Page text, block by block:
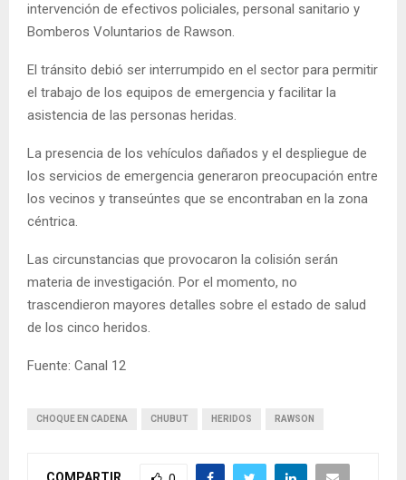
intervención de efectivos policiales, personal sanitario y
Bomberos Voluntarios de Rawson.
El tránsito debió ser interrumpido en el sector para permitir
el trabajo de los equipos de emergencia y facilitar la
asistencia de las personas heridas.
La presencia de los vehículos dañados y el despliegue de
los servicios de emergencia generaron preocupación entre
los vecinos y transeúntes que se encontraban en la zona
céntrica.
Las circunstancias que provocaron la colisión serán
materia de investigación. Por el momento, no
trascendieron mayores detalles sobre el estado de salud
de los cinco heridos.
Fuente: Canal 12
CHOQUE EN CADENA CHUBUT HERIDOS RAWSON